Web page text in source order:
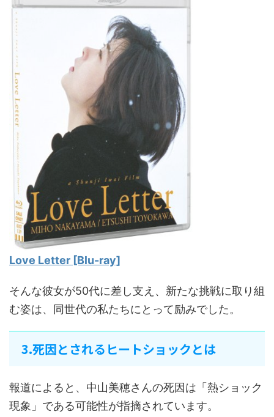
Love Letter [Blu-ray]
そんな彼女が50代に差し支え、新たな挑戦に取り組
む姿は、同世代の私たちにとって励みでした。
3.死因とされるヒートショックとは
報道によると、中山美穂さんの死因は「熱ショック
現象」である可能性が指摘されています。